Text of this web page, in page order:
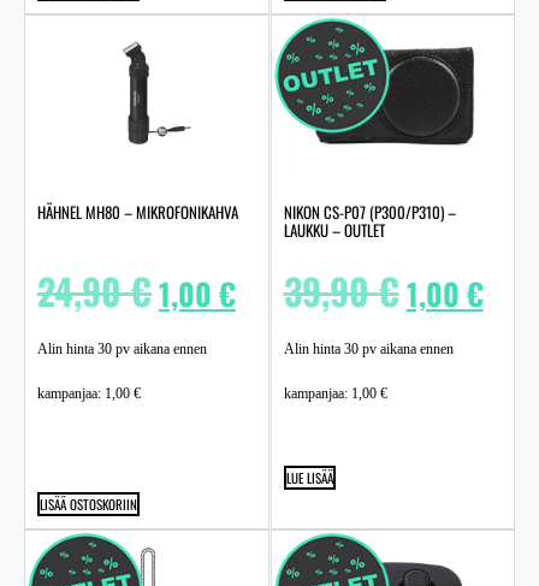
HÄHNEL MH80 – MIKROFONIKAHVA
24,90€1,00€
Alin hinta 30 pv aikana ennen
kampanjaa: 1,00 €
LISÄÄ OSTOSKORIIN
NIKON CS-P07 (P300/P310) –
LAUKKU – OUTLET
39,90€1,00€
Alin hinta 30 pv aikana ennen
kampanjaa: 1,00 €
LUE LISÄÄ